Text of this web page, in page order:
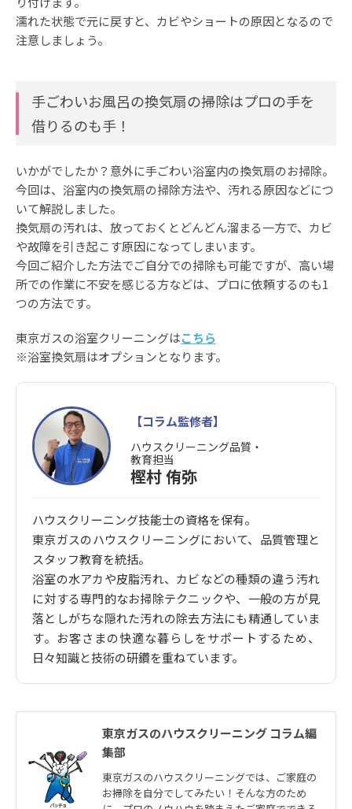
濡れた状態で元に戻すと、カビやショートの原因となるので
注意しましょう。
手ごわいお風呂の換気扇の掃除はプロの手を
借りるのも手！
いかがでしたか？意外に手ごわい浴室内の換気扇のお掃除。
今回は、浴室内の換気扇の掃除方法や、汚れる原因などにつ
いて解説しました。
換気扇の汚れは、放っておくとどんどん溜まる一方で、カビ
や故障を引き起こす原因になってしまいます。
今回ご紹介した方法でご自分での掃除も可能ですが、高い場
所での作業に不安を感じる方などは、プロに依頼するのも1
つの方法です。
東京ガスの浴室クリーニングはこちら
※浴室換気扇はオプションとなります。
【コラム監修者】
ハウスクリーニング品質・
教育担当
樫村 侑弥
ハウスクリーニング技能士の資格を保有。
東京ガスのハウスクリーニングにおいて、品質管理と
スタッフ教育を統括。
浴室の水アカや皮脂汚れ、カビなどの種類の違う汚れ
に対する専門的なお掃除テクニックや、一般の方が見
落としがちな隠れた汚れの除去方法にも精通していま
す。お客さまの快適な暮らしをサポートするため、
日々知識と技術の研鑽を重ねています。
東京ガスのハウスクリーニング コラム編
集部
東京ガスのハウスクリーニングでは、ご家庭の
お掃除を自分でしてみたい！そんな方のため